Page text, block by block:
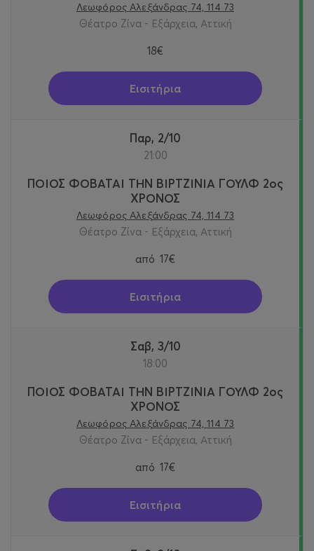
Λεωφόρος Αλεξάνδρας 74, 114 73
Θέατρο Ζίνα - Εξάρχεια, Αττική
18€
Εισιτήρια
Παρ, 2/10
21:00
ΠΟΙΟΣ ΦΟΒΑΤΑΙ ΤΗΝ ΒΙΡΤΖΙΝΙΑ ΓΟΥΛΦ 2ος
ΧΡΟΝΟΣ
Λεωφόρος Αλεξάνδρας 74, 114 73
Θέατρο Ζίνα - Εξάρχεια, Αττική
από 17€
Εισιτήρια
Σαβ, 3/10
18:00
ΠΟΙΟΣ ΦΟΒΑΤΑΙ ΤΗΝ ΒΙΡΤΖΙΝΙΑ ΓΟΥΛΦ 2ος
ΧΡΟΝΟΣ
Λεωφόρος Αλεξάνδρας 74, 114 73
Θέατρο Ζίνα - Εξάρχεια, Αττική
από 17€
Εισιτήρια